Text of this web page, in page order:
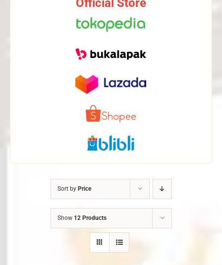
Official Store
Sort by Price
Show 12 Products